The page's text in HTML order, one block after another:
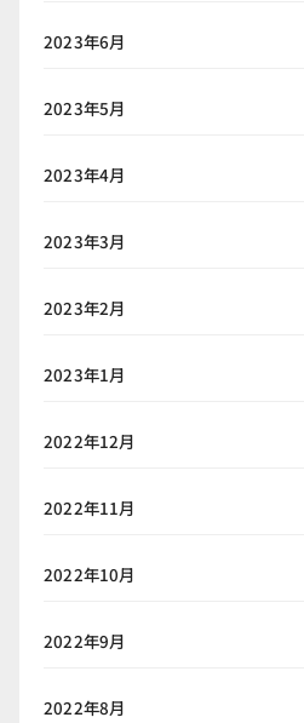
2023年6月
2023年5月
2023年4月
2023年3月
2023年2月
2023年1月
2022年12月
2022年11月
2022年10月
2022年9月
2022年8月